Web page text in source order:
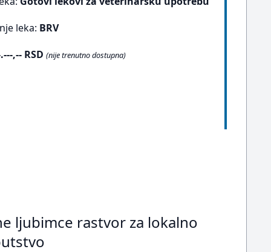
leka: BRV
,-- RSD (nije trenutno dostupna)
ljubimce rastvor za lokalno